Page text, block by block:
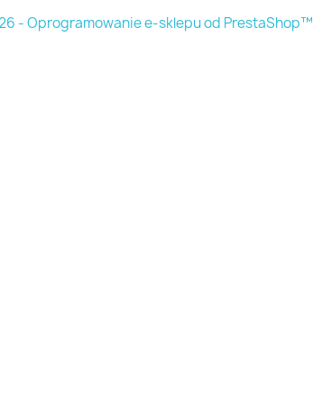
- Oprogramowanie e-sklepu od PrestaShop™